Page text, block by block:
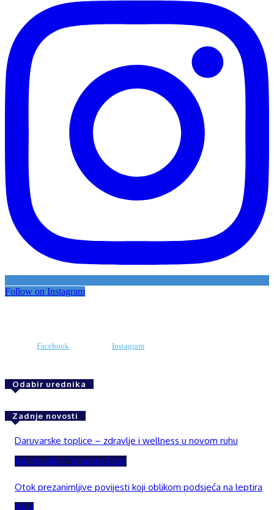
Follow on Instagram
Facebook Instagram
Odabir urednika
Zadnje novosti
Daruvarske toplice – zdravlje i wellness u novom ruhu
Bjelovarsko – bilogorski kraj
Otok prezanimljive povijesti koji oblikom podsjeća na leptira
Blog